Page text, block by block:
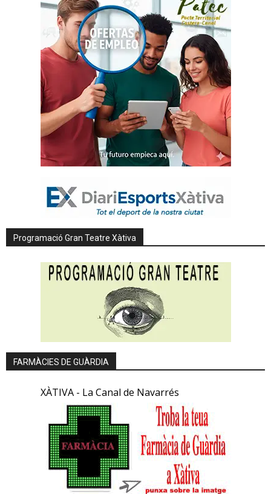
Programació Gran Teatre Xàtiva
FARMÀCIES DE GUÀRDIA
XÀTIVA - La Canal de Navarrés